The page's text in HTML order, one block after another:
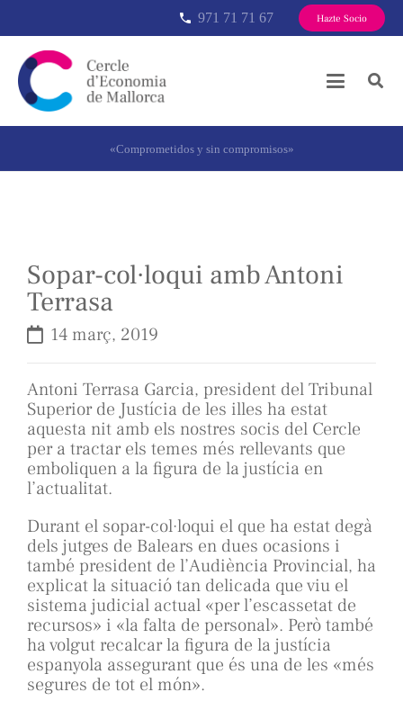
phone 971 71 71 67 Hazte Socio
«Comprometidos y sin compromisos»
Sopar-col·loqui amb Antoni
Terrasa
14 març, 2019
Antoni Terrasa Garcia, president del Tribunal
Superior de Justícia de les illes ha estat
aquesta nit amb els nostres socis del Cercle
per a tractar els temes més rellevants que
emboliquen a la figura de la justícia en
l’actualitat.
Durant el sopar-col·loqui el que ha estat degà
dels jutges de Balears en dues ocasions i
també president de l’Audiència Provincial, ha
explicat la situació tan delicada que viu el
sistema judicial actual «per l’escassetat de
recursos» i «la falta de personal». Però també
ha volgut recalcar la figura de la justícia
espanyola assegurant que és una de les «més
segures de tot el món».